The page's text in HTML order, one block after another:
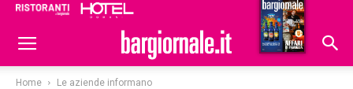
Hoteldomani
Home Le aziende informano